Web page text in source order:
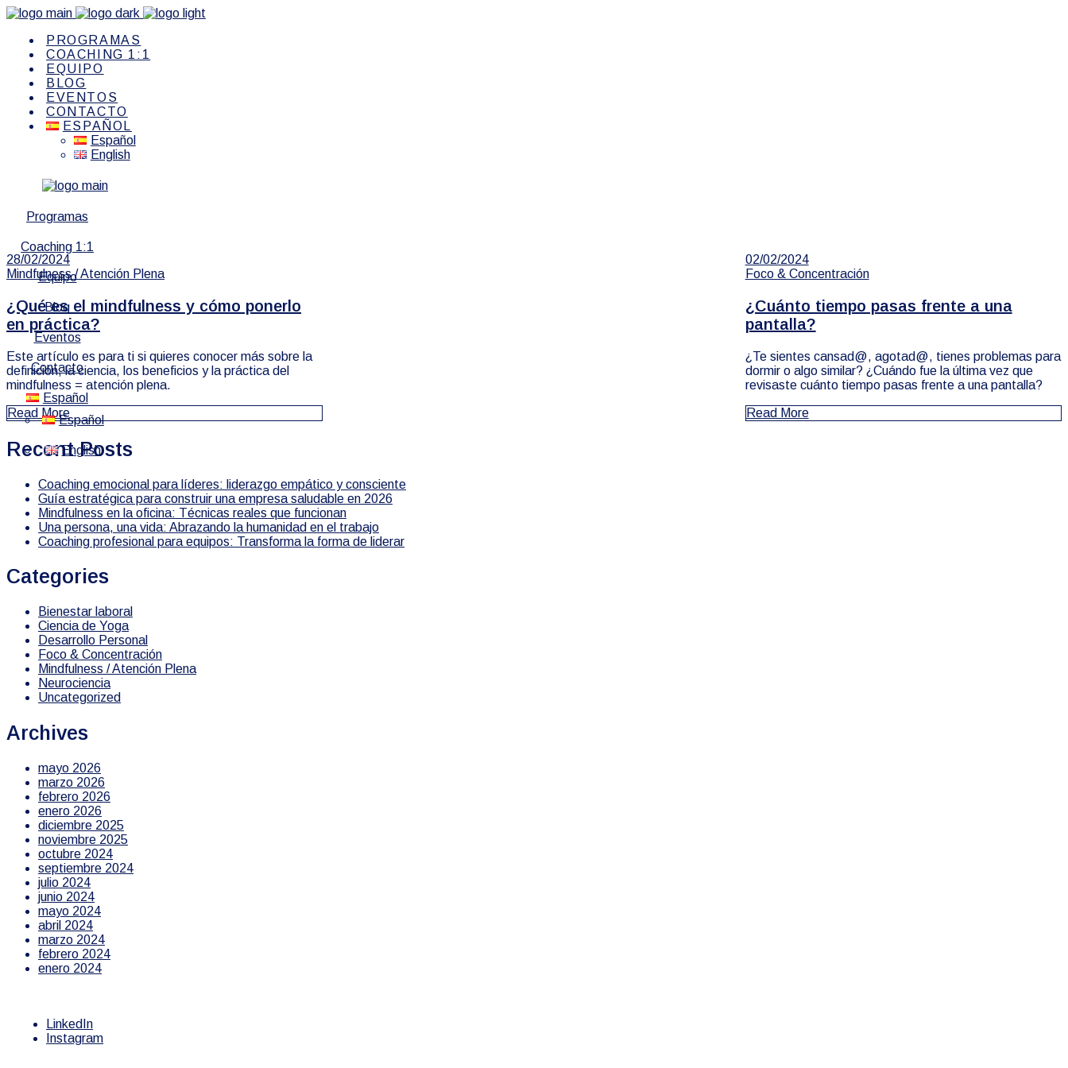
PROGRAMAS
COACHING 1:1
EQUIPO
BLOG
EVENTOS
CONTACTO
ESPAÑOL
Español
English
Programas
Coaching 1:1
Equipo
Blog
Eventos
Contacto
Español
Español
English
28/02/2024
Mindfulness / Atención Plena
¿Qué es el mindfulness y cómo ponerlo
en práctica?
Este artículo es para ti si quieres conocer más sobre la
definición, la ciencia, los beneficios y la práctica del
mindfulness = atención plena.
Read More
02/02/2024
Foco & Concentración
¿Cuánto tiempo pasas frente a una
pantalla?
¿Te sientes cansad@, agotad@, tienes problemas para
dormir o algo similar? ¿Cuándo fue la última vez que
revisaste cuánto tiempo pasas frente a una pantalla?
Read More
Recent Posts
Coaching emocional para líderes: liderazgo empático y consciente
Guía estratégica para construir una empresa saludable en 2026
Mindfulness en la oficina: Técnicas reales que funcionan
Una persona, una vida: Abrazando la humanidad en el trabajo
Coaching profesional para equipos: Transforma la forma de liderar
Categories
Bienestar laboral
Ciencia de Yoga
Desarrollo Personal
Foco & Concentración
Mindfulness / Atención Plena
Neurociencia
Uncategorized
Archives
mayo 2026
marzo 2026
febrero 2026
enero 2026
diciembre 2025
noviembre 2025
octubre 2024
septiembre 2024
julio 2024
junio 2024
mayo 2024
abril 2024
marzo 2024
febrero 2024
enero 2024
LinkedIn
Instagram